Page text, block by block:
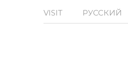
VISIT РУССКИЙ